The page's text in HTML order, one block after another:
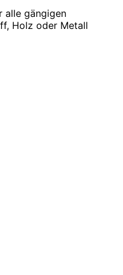
alle gängigen
Holz oder Metall